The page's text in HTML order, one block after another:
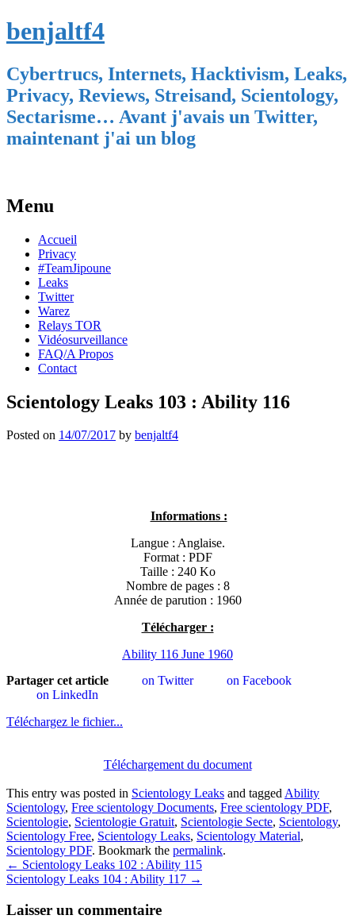
benjaltf4
Cybertrucs, Internets, Hacktivism, Leaks,
Privacy, Reviews, Streisand, Scientology,
Sectarisme… Avant j'avais un Twitter,
maintenant j'ai un blog
Menu
Skip
content
Accueil
Privacy
#TeamJipoune
Leaks
Twitter
Warez
Relays TOR
Vidéosurveillance
FAQ/A Propos
Contact
Scientology Leaks 103 : Ability 116
Posted on 14/07/2017 by benjaltf4
Informations :
Langue : Anglaise.
Format : PDF
Taille : 240 Ko
Nombre de pages : 8
Année de parution : 1960
Télécharger :
Ability 116 June 1960
Partager cet article
on Twitter
on Facebook
on LinkedIn
Téléchargez le fichier...
Téléchargement du document
This entry was posted in Scientology Leaks and tagged Ability
Scientology, Free scientology Documents, Free scientology PDF,
Scientologie, Scientologie Gratuit, Scientologie Secte, Scientology,
Scientology Free, Scientology Leaks, Scientology Material,
Scientology PDF. Bookmark the permalink.
Post
navigation
← Scientology Leaks 102 : Ability 115
Scientology Leaks 104 : Ability 117 →
Laisser un commentaire